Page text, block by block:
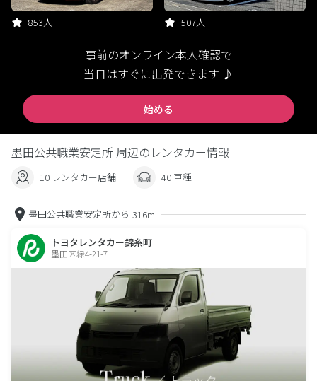
853人 507人
事前のオンライン本人確認で
当日はすぐに出発できます ♪
始める
墨田公共職業安定所 周辺のレンタカー情報
10 レンタカー店舗 40 車種
墨田公共職業安定所から 316m
トヨタレンタカー錦糸町
墨田区緑4-21-7